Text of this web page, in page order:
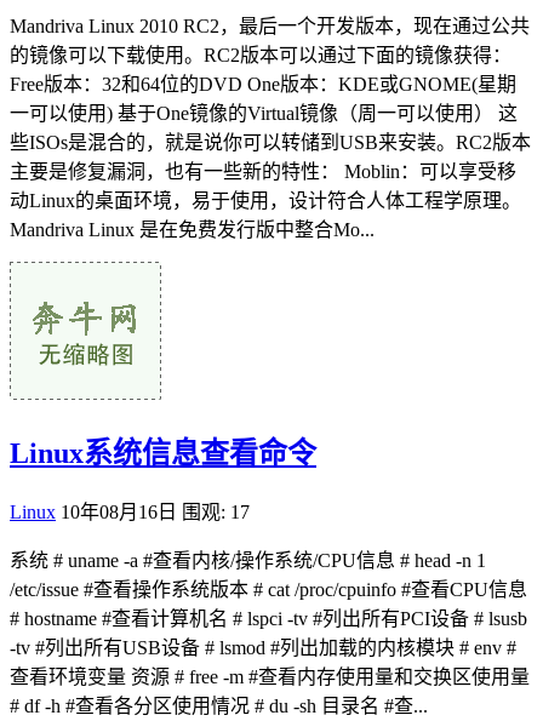
Mandriva Linux 2010 RC2，最后一个开发版本，现在通过公共
的镜像可以下载使用。RC2版本可以通过下面的镜像获得：
Free版本：32和64位的DVD One版本：KDE或GNOME(星期
一可以使用) 基于One镜像的Virtual镜像（周一可以使用） 这
些ISOs是混合的，就是说你可以转储到USB来安装。RC2版本
主要是修复漏洞，也有一些新的特性： Moblin：可以享受移
动Linux的桌面环境，易于使用，设计符合人体工程学原理。
Mandriva Linux 是在免费发行版中整合Mo...
Linux系统信息查看命令
Linux 10年08月16日 围观: 17
系统 # uname -a #查看内核/操作系统/CPU信息 # head -n 1
/etc/issue #查看操作系统版本 # cat /proc/cpuinfo #查看CPU信息
# hostname #查看计算机名 # lspci -tv #列出所有PCI设备 # lsusb
-tv #列出所有USB设备 # lsmod #列出加载的内核模块 # env #
查看环境变量 资源 # free -m #查看内存使用量和交换区使用量
# df -h #查看各分区使用情况 # du -sh 目录名 #查...